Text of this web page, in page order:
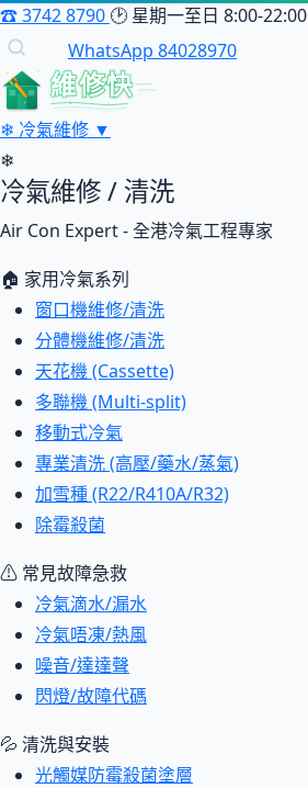
☎3742 8790 🕑 星期一至日 8:00-22:00
WhatsApp 84028970
維修快
❄ 冷氣維修 ▼
❄
冷氣維修 / 清洗
Air Con Expert - 全港冷氣工程專家
🏠 家用冷氣系列
窗口機維修/清洗
分體機維修/清洗
天花機 (Cassette)
多聯機 (Multi-split)
移動式冷氣
專業清洗 (高壓/藥水/蒸氣)
加雪種 (R22/R410A/R32)
除霉殺菌
⚠ 常見故障急救
冷氣滴水/漏水
冷氣唔凍/熱風
噪音/達達聲
閃燈/故障代碼
💦 清洗與安裝
光觸媒防霉殺菌塗層